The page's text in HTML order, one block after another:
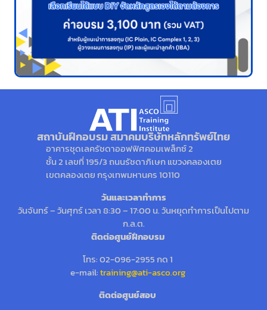
สถาบันฝึกอบรม สมาคมบริษัทหลักทรัพย์ไทย
อาคารชุดเลครัชดาออฟฟิศคอมเพล็กซ์ 2
ชั้น 2 เลขที่ 195/3 ถนนรัชดาภิเษก แขวงคลองเตย
เขตคลองเตย กรุงเทพมหานคร 10110
วันและเวลาทำการ
วันจันทร์ – วันศุกร์ เวลา 8:30 – 17:00 น. วันหยุดทำการเป็นไปตาม
ก.ล.ต.
ติดต่อศูนย์ฝึกอบรม
โทร: 02-096-2955 กด 1
e-mail:training@ati-asco.org
ติดต่อศูนย์สอบ